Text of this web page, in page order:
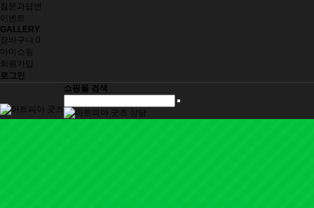
질문과답변
이벤트
GALLERY
장바구니
0
마이쇼핑
회원가입
로그인
쇼핑몰 검색